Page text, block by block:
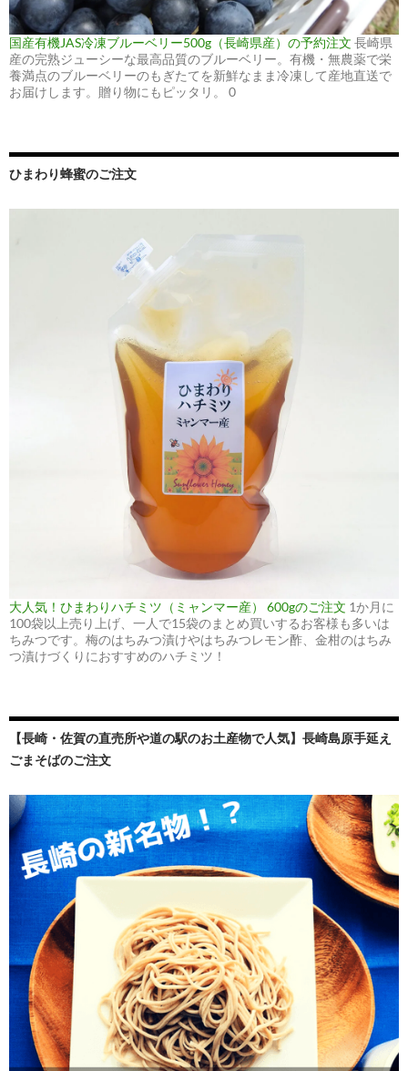
国産有機JAS冷凍ブルーベリー500g（長崎県産）の予約注文 長崎県
産の完熟ジューシーな最高品質のブルーベリー。有機・無農薬で栄
養満点のブルーベリーのもぎたてを新鮮なまま冷凍して産地直送で
お届けします。贈り物にもピッタリ。 0
ひまわり蜂蜜のご注文
大人気！ひまわりハチミツ（ミャンマー産） 600gのご注文 1か月に
100袋以上売り上げ、一人で15袋のまとめ買いするお客様も多いは
ちみつです。梅のはちみつ漬けやはちみつレモン酢、金柑のはちみ
つ漬けづくりにおすすめのハチミツ！
【長崎・佐賀の直売所や道の駅のお土産物で人気】長崎島原手延え
ごまそばのご注文